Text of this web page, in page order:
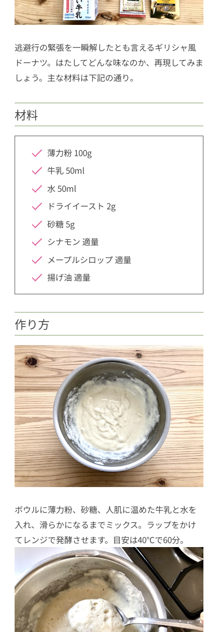
逃避行の緊張を一瞬解したとも言えるギリシャ風
ドーナツ。はたしてどんな味なのか、再現してみま
しょう。主な材料は下記の通り。
材料
薄力粉 100g
牛乳 50ml
水 50ml
ドライイースト 2g
砂糖 5g
シナモン 適量
メープルシロップ 適量
揚げ油 適量
作り方
ボウルに薄力粉、砂糖、人肌に温めた牛乳と水を
入れ、滑らかになるまでミックス。ラップをかけ
てレンジで発酵させます。目安は40℃で60分。